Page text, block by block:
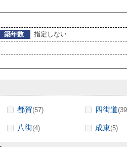
築年数
指定しない
都賀(57) 四街道
八街(4) 成東(5)